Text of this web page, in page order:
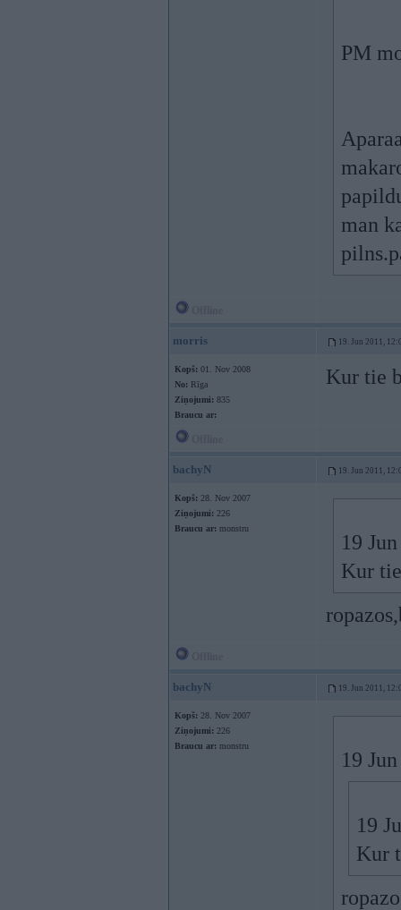
PM
man
morris 19. Jun 2011,
Kopš: 01. Nov 2008
No: Rīga
Ziņojumi: 835
Braucu ar:
Kur tie
bachyN 19. Jun 2011,
Kopš: 28. Nov 2007
Ziņojumi: 226
Braucu ar: monstru
19
Kur
bachyN 19. Jun 2011,
Kopš: 28. Nov 2007
Ziņojumi: 226
Braucu ar: monstru
19
19
Kur